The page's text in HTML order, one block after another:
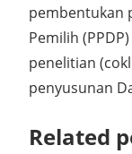
pembentukan
Pemilih
penelitian
penyusunan
Related